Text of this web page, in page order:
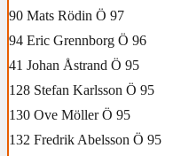
90 Mats Rödin Ö 97
94 Eric Grennborg Ö 96
41 Johan Åstrand Ö 95
128 Stefan Karlsson Ö 95
130 Ove Möller Ö 95
132 Fredrik Abelsson Ö 95